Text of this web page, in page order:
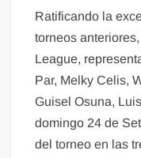
Ratificando la
torneos
League,
Par, Melky Celis,
Guisel Osuna,
domingo 24 de
del torneo en las